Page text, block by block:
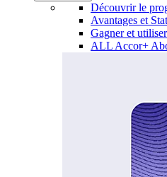
Découvrir le
Avantages et
Gagner et
ALL Accor+